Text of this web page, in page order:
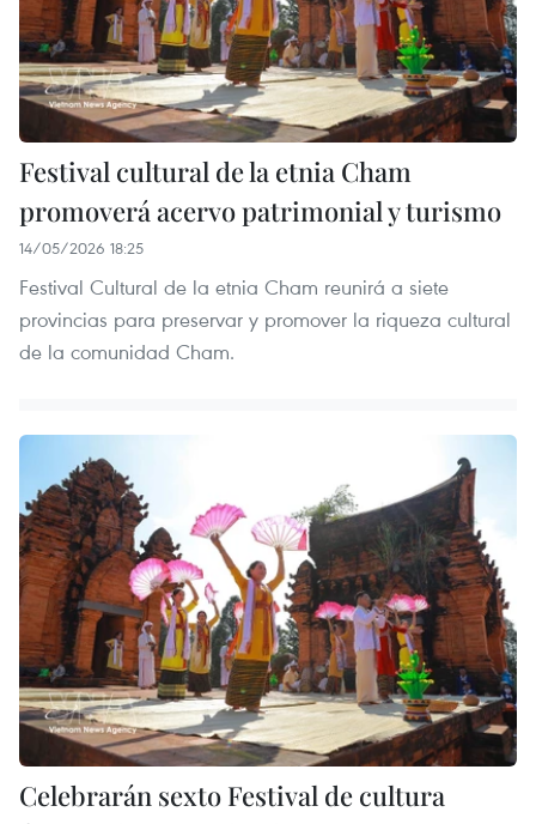
Festival cultural de la etnia Cham
promoverá acervo patrimonial y turismo
14/05/2026 18:25
Festival Cultural de la etnia Cham reunirá a siete
provincias para preservar y promover la riqueza cultural
de la comunidad Cham.
Celebrarán sexto Festival de cultura